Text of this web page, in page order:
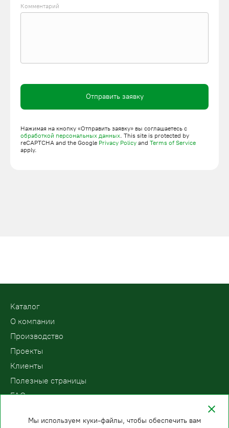
Комментарий
Отправить заявку
Нажимая на кнопку «Отправить заявку» вы соглашаетесь с
обработкой персональных данных. This site is protected by
reCAPTCHA and the Google Privacy Policy and Terms of Service
apply.
Kаталог
О компании
Производство
Проекты
Клиенты
Полезные страницы
FAQ
Мы используем куки-файлы, чтобы обеспечить вам